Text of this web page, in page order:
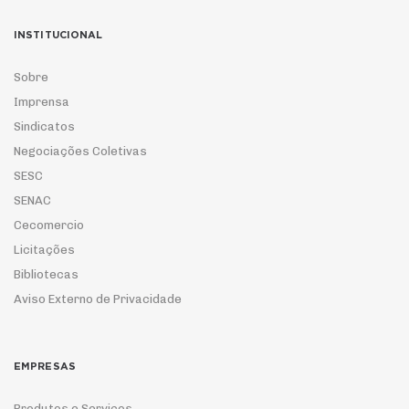
INSTITUCIONAL
Sobre
Imprensa
Sindicatos
Negociações Coletivas
SESC
SENAC
Cecomercio
Licitações
Bibliotecas
Aviso Externo de Privacidade
EMPRESAS